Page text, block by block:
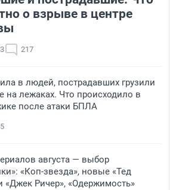
о взрыве в центре
217
в людей, пострадавших грузили
на лежаках. Что происходило в
после атаки БПЛА
августа — выбор
«Коп-звезда», новые «Тед
«Джек Ричер», «Одержимость»